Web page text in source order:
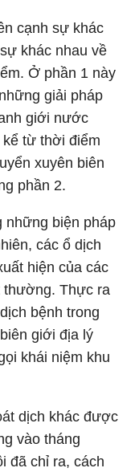
cạnh sự khác
khác nhau về
Ở phần 1 này
giải pháp
giới nước
từ thời điểm
xuyên biên
phần 2.
những biện pháp
các ổ dịch
hiện của các
thường. Thực ra
bệnh trong
giới địa lý
khái niệm khu
dịch khác được
vào tháng
đã chỉ ra, cách